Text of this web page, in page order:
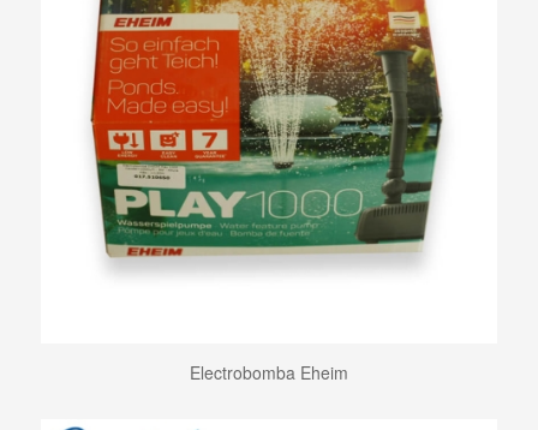
Electrobomba Eheim